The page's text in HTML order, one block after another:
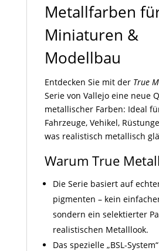
Metallfarben
Miniaturen &
Modellbau
Entdecken Sie mit der True
Serie von Vallejo eine neue
metallischer Farben: Ideal
Fahrzeuge, Vehikel,
was realistisch metallisch
Warum True
Die Serie basiert auf
pigmenten – kein
sondern ein selektierter
realistischen Metall­look.
Das spezielle „BSL-